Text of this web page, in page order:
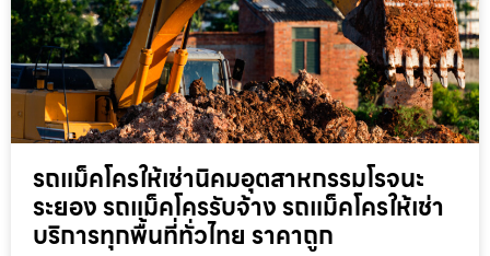
รถแม็คโครให้เช่านิคมอุตสาหกรรมโรจนะ
ระยอง รถแม็คโครรับจ้าง รถแม็คโครให้เช่า
บริการทุกพื้นที่ทั่วไทย ราคาถูก